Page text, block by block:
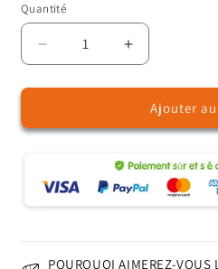
Quantité
Quantité
Réduire
la
quantité
Vase
Peinture
par
Augmenter
la
quantité
Vase
–
Peinture
par
Ajouter
POURQUOI AIMEREZ-VOUS